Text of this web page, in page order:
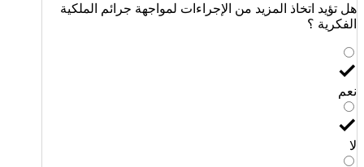
هل تؤيد اتخاذ المزيد من الإجراءات لمواجهة جرائم الملكية
الفكرية ؟
نعم
لا